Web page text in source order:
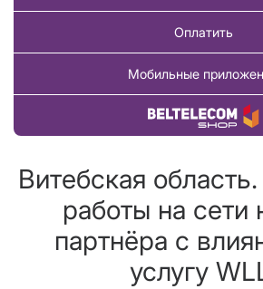
Оплатить
Мобильные
Купить товар
Витебская
работы на сети
партнёра с
услугу